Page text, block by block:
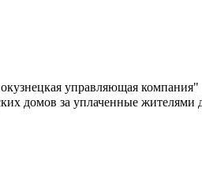
управляющая компания"
домов за уплаченные жителями